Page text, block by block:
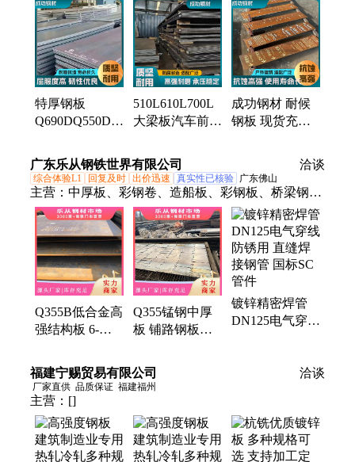
特厚钢板
Q690DQ550D高
料数控按图切割
Q460Q890960
510L610L700L
大梁板汽车前后
度大梁钢板
成功钢材 耐候
钢板 现货充足
工程 专用板材
规格齐全
广东乐从钢铁世界有限公司 洽谈
综合体验L1 回复及时 出价迅速 真实性已核验 广东佛山
主营： 中厚板、彩钢卷、造船板、彩钢板、桥梁钢
板、彩涂钢板、船用钢板、拉森钢板桩、彩涂卷、锅
炉容器板、彩钢压型板、压力容器板
Q355B低合金高
强结构板 6-
整板切割 汽车
大梁钢板定制
Q355锰钢中厚
板 铺路钢板
筑结构板容器板
现货
镀锌精密焊管
DN125电气穿线
福建宁赐贸易有限公司 洽谈
厂家直供 品质保证 福建福州
主营： []